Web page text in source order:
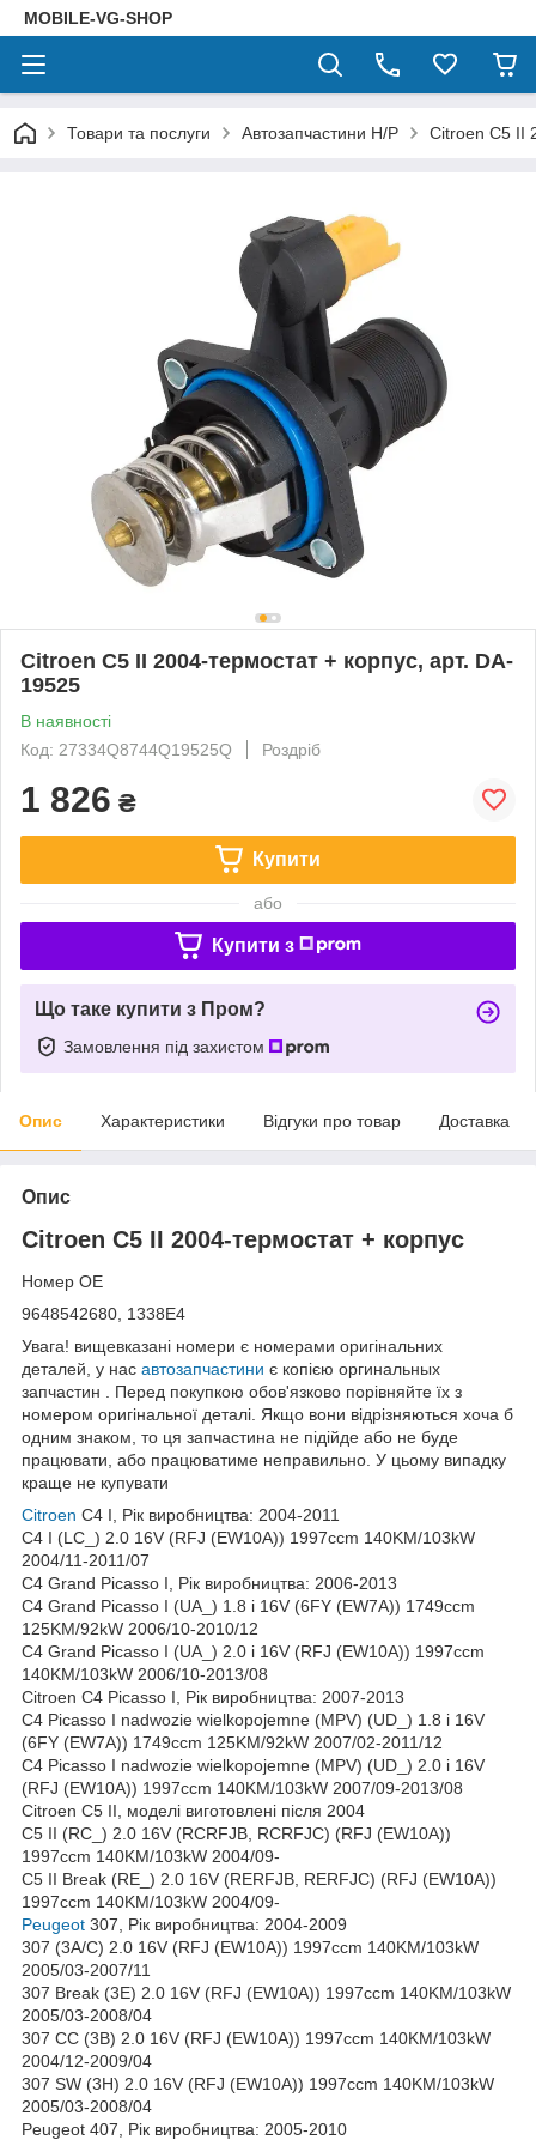
MOBILE-VG-SHOP
Товари та послуги Автозапчастини Н/Р Citroen C5 II
Citroen C5 II 2004-термостат + корпус, арт. DA-
19525
В наявності
Код: 27334Q8744Q19525Q
Роздріб
1 826 ₴
Купити
або
Купити з
Що таке купити з Пром?
Замовлення під захистом
Опис Характеристики Відгуки про товар Доставка
Опис
Citroen C5 II 2004-термостат + корпус
Номер OE
9648542680, 1338E4
Увага! вищевказані номери є номерами оригінальних
деталей, у нас автозапчастини є копією оргинальных
запчастин . Перед покупкою обов'язково порівняйте їх з
номером оригінальної деталі. Якщо вони відрізняються хоча б
одним знаком, то ця запчастина не підійде або не буде
працювати, або працюватиме неправильно. У цьому випадку
краще не купувати
Citroen C4 I, Рік виробництва: 2004-2011
C4 I (LC_) 2.0 16V (RFJ (EW10A)) 1997ccm 140KM/103kW
2004/11-2011/07
C4 Grand Picasso I, Рік виробництва: 2006-2013
C4 Grand Picasso I (UA_) 1.8 i 16V (6FY (EW7A)) 1749ccm
125KM/92kW 2006/10-2010/12
C4 Grand Picasso I (UA_) 2.0 i 16V (RFJ (EW10A)) 1997ccm
140KM/103kW 2006/10-2013/08
Citroen C4 Picasso I, Рік виробництва: 2007-2013
C4 Picasso I nadwozie wielkopojemne (MPV) (UD_) 1.8 i 16V
(6FY (EW7A)) 1749ccm 125KM/92kW 2007/02-2011/12
C4 Picasso I nadwozie wielkopojemne (MPV) (UD_) 2.0 i 16V
(RFJ (EW10A)) 1997ccm 140KM/103kW 2007/09-2013/08
Citroen C5 II, моделі виготовлені після 2004
C5 II (RC_) 2.0 16V (RCRFJB, RCRFJC) (RFJ (EW10A))
1997ccm 140KM/103kW 2004/09-
C5 II Break (RE_) 2.0 16V (RERFJB, RERFJC) (RFJ (EW10A))
1997ccm 140KM/103kW 2004/09-
Peugeot 307, Рік виробництва: 2004-2009
307 (3A/C) 2.0 16V (RFJ (EW10A)) 1997ccm 140KM/103kW
2005/03-2007/11
307 Break (3E) 2.0 16V (RFJ (EW10A)) 1997ccm 140KM/103kW
2005/03-2008/04
307 CC (3B) 2.0 16V (RFJ (EW10A)) 1997ccm 140KM/103kW
2004/12-2009/04
307 SW (3H) 2.0 16V (RFJ (EW10A)) 1997ccm 140KM/103kW
2005/03-2008/04
Peugeot 407, Рік виробництва: 2005-2010